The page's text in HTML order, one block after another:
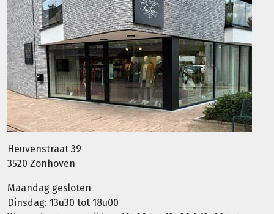
Heuvenstraat 39
3520 Zonhoven
Maandag gesloten
Dinsdag: 13u30 tot 18u00